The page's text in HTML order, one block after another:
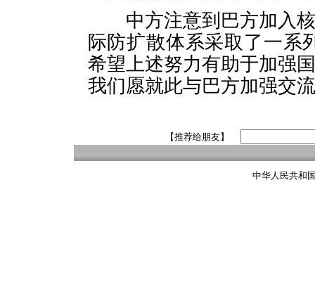
中方注意到巴方加入核
际防扩散体系采取了一系
希望上述努力有助于加强
我们愿就此与巴方加强交
【推荐给朋友】
中华人民共和